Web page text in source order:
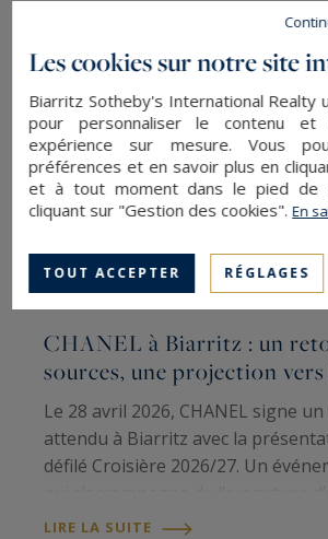
CHANEL à Biarritz : un
sources, une projection vers
Le 28 avril 2026, CHANEL signe
attendu à Biarritz avec la
défilé Croisière 2026/27. Un
boutique et d’un hommage appuyé
LIRE LA SUITE
Les cookies sur notre site
Biarritz Sotheby's International Realty
pour personnaliser le contenu
expérience sur mesure. Vous
préférences et en savoir plus en
et à tout moment dans le pied de
cliquant sur "Gestion des cookies".En
TOUT ACCEPTER RÉGLAGES